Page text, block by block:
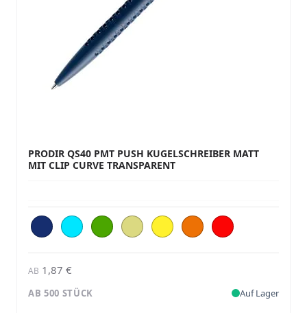
PRODIR QS40 PMT PUSH KUGELSCHREIBER MATT
MIT CLIP CURVE TRANSPARENT
AB 1,87 €
AB 500 STÜCK Auf Lager